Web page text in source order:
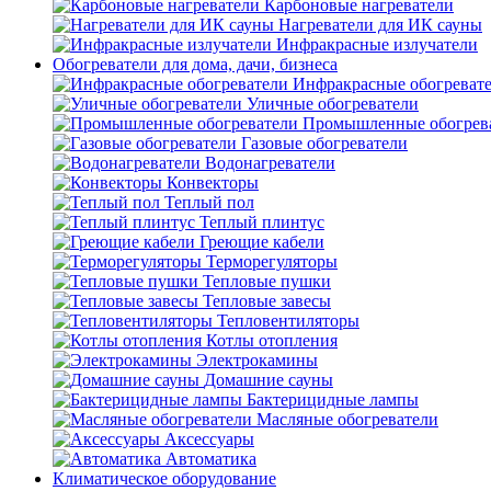
Карбоновые нагреватели
Нагреватели для ИК сауны
Инфракрасные излучатели
Обогреватели для дома, дачи, бизнеса
Инфракрасные
Уличные обогреватели
Промышленные
Газовые обогреватели
Водонагреватели
Конвекторы
Теплый пол
Теплый плинтус
Греющие кабели
Терморегуляторы
Тепловые пушки
Тепловые завесы
Тепловентиляторы
Котлы отопления
Электрокамины
Домашние сауны
Бактерицидные лампы
Масляные обогреватели
Аксессуары
Автоматика
Климатическое оборудование